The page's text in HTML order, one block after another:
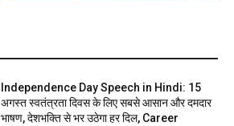
Independence Day Speech in Hindi: 15
अगस्त स्वतंत्रता दिवस के लिए सबसे आसान और दमदार
भाषण, देशभक्ति से भर उठेगा हर दिल, Career